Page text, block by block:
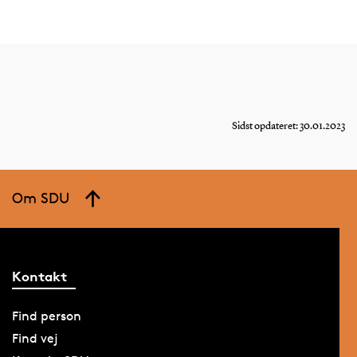
Sidst opdateret: 30.01.2023
Om SDU
Kontakt
Find person
Find vej